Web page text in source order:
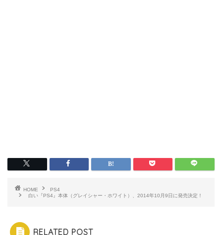
HOME
PS4
白い『PS4』本体（グレイシャー・ホワイト）、2014年10月9日に発売決定！
RELATED POST